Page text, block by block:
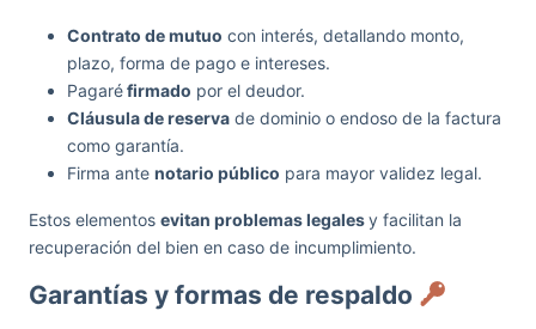
Contrato de mutuo con interés, detallando monto,
plazo, forma de pago e intereses.
Pagaréfirmado por el deudor.
Cláusula de reserva de dominio o endoso de la factura
como garantía.
Firma ante notario público para mayor validez legal.
Estos elementos evitan problemas legalesy facilitan la
recuperación del bien en caso de incumplimiento.
Garantías y formas de respaldo